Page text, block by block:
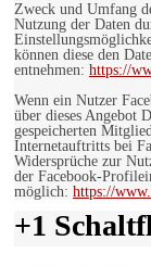
Zweck und Umfang
Nutzung der Daten
können diese den
entnehmen: https://
Wenn ein Nutzer
über dieses Angebot
gespeicherten
Internetauftritts bei
Widersprüche zur
der Facebook-
möglich: https://
+1